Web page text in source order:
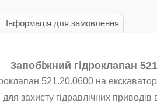
Інформація для замовлення
Запобіжний гідроклапан
521.20.0600 на
захисту гідравлічних